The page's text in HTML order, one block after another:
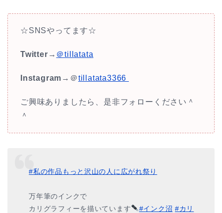
☆SNSやってます☆
Twitter → ＠tillatata
Instagram →＠tillatata3366
ご興味ありましたら、是非フォローください＾
＾
#私の作品もっと沢山の人に広がれ祭り
万年筆のインクで
カリグラフィーを描いています
#インク沼 #カリ